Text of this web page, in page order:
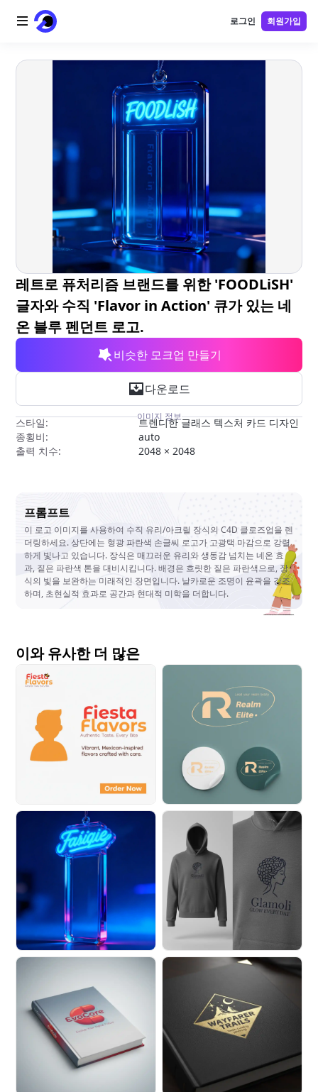
홈
AI 이미지
블로그
무료 도구
로그인 회원가입
레트로 퓨처리즘 브랜드를 위한 'FOODLiSH'
글자와 수직 'Flavor in Action' 큐가 있는 네
온 블루 펜던트 로고.
비슷한 모크업 만들기
다운로드
이미지 정보
스타일:
트렌디한 글래스 텍스처 카드 디자인
종횡비:
auto
출력 치수:
2048 × 2048
프롬프트
이 로고 이미지를 사용하여 수직 유리/아크릴 장식의 C4D 클로즈업을 렌
더링하세요. 상단에는 형광 파란색 손글씨 로고가 고광택 마감으로 강렬
하게 빛나고 있습니다. 장식은 매끄러운 유리와 생동감 넘치는 네온 효
과, 짙은 파란색 톤을 대비시킵니다. 배경은 흐릿한 짙은 파란색으로, 장
식의 빛을 보완하는 미래적인 장면입니다. 날카로운 조명이 윤곽을 강조
하며, 초현실적 효과로 공간과 현대적 미학을 더합니다.
이와 유사한 더 많은